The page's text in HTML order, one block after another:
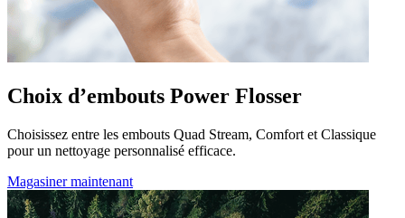
Choix d’embouts Power Flosser
Choisissez entre les embouts Quad Stream, Comfort et Classique
pour un nettoyage personnalisé efficace.
Magasiner maintenant